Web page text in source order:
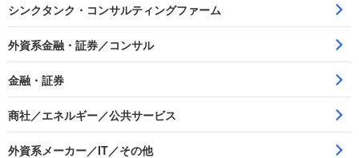
シンクタンク・コンサルティングファーム
外資系金融・証券／コンサル
金融・証券
商社／エネルギー／公共サービス
外資系メーカー／IT／その他